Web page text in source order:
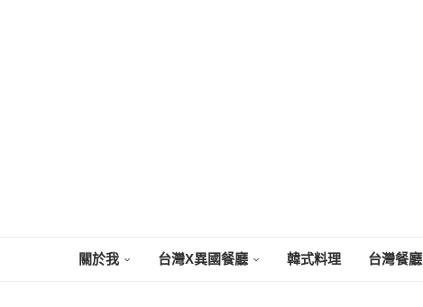
關於我 台灣X異國餐廳 韓式料理 台灣餐廳